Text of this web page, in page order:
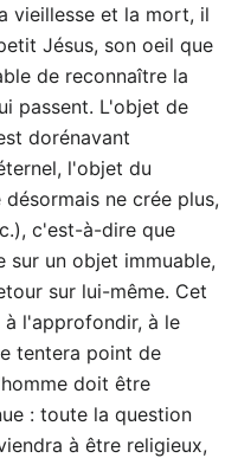
vieillesse et la mort, il
Jésus, son oeil que
de reconnaître la
passent. L'objet de
dorénavant
l'objet du
ne crée plus,
c'est-à-dire que
un objet immuable,
sur lui-même. Cet
l'approfondir, à le
tentera point de
doit être
: toute la question
à être religieux,